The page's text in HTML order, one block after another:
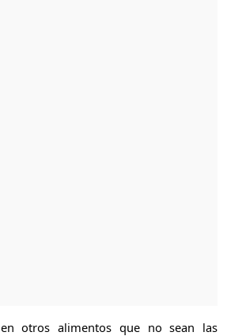
en otros alimentos que no sean las